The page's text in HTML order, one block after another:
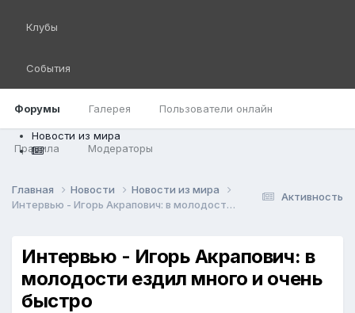
Форумы Галерея Пользователи онлайн
Правила Модераторы
Клубы
События
Новости из мира
Активность
Главная Новости
Новости из мира
Интервью - Игорь Акрапович: в молодости ездил много и очень быстро
Интервью - Игорь Акрапович: в
молодости ездил много и очень
быстро